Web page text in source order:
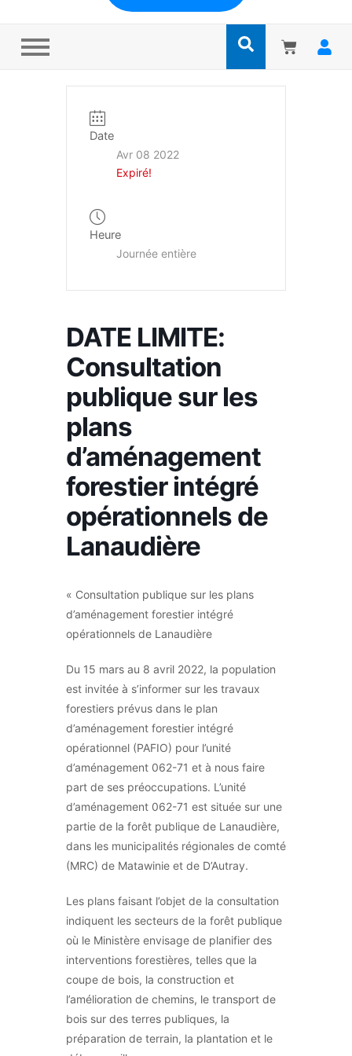
Date
Avr 08 2022
Expiré!
Heure
Journée entière
DATE LIMITE:
Consultation
publique sur les
plans
d’aménagement
forestier intégré
opérationnels de
Lanaudière
« Consultation publique sur les plans
d’aménagement forestier intégré
opérationnels de Lanaudière
Du 15 mars au 8 avril 2022, la population
est invitée à s’informer sur les travaux
forestiers prévus dans le plan
d’aménagement forestier intégré
opérationnel (PAFIO) pour l’unité
d’aménagement 062-71 et à nous faire
part de ses préoccupations. L’unité
d’aménagement 062-71 est située sur une
partie de la forêt publique de Lanaudière,
dans les municipalités régionales de comté
(MRC) de Matawinie et de D’Autray.
Les plans faisant l’objet de la consultation
indiquent les secteurs de la forêt publique
où le Ministère envisage de planifier des
interventions forestières, telles que la
coupe de bois, la construction et
l’amélioration de chemins, le transport de
bois sur des terres publiques, la
préparation de terrain, la plantation et le